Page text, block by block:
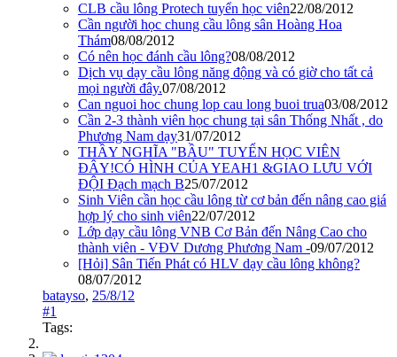
CLB cầu lông Protech tuyển học viên22/08/2012
Cần người học chung cầu lông sân Hoàng Hoa
Thám08/08/2012
Có nên học đánh cầu lông?08/08/2012
Dịch vụ dạy cầu lông năng động và có giờ cho tất cả
mọi người đây.07/08/2012
Can nguoi hoc chung lop cau long buoi trua03/08/2012
Cần 2-3 thành viên học chung tại sân Thống Nhất , do
Phương Nam dạy31/07/2012
THẦY NGHĨA "BẦU" TUYỂN HỌC VIÊN
ĐÂY!CÓ HÌNH CỦA YEAH1 &GIAO LƯU VỚI
ĐỘI Đạch mạch B25/07/2012
Sinh Viên cần học cầu lông từ cơ bản đến nâng cao giá
hợp lý cho sinh viên22/07/2012
Lớp dạy cầu lông VNB Cơ Bản đến Nâng Cao cho
thành viên - VĐV Dương Phương Nam -09/07/2012
[Hỏi] Sân Tiến Phát có HLV dạy cầu lông không?
08/07/2012
batayso, 25/8/12
#1
Tags: